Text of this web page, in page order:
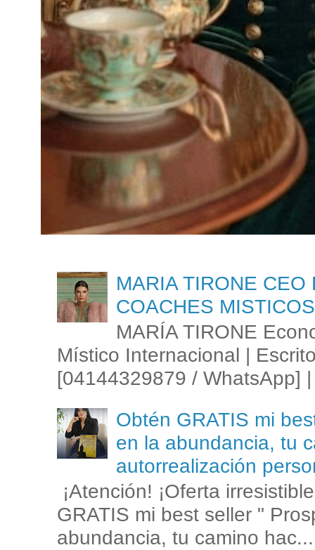
MARIA TIRONE
COACHES
MARÍA TIRONE
Místico Internacional |
[04144329879 / WhatsApp]
Obtén GRATIS mi
en la abundancia, tu
autorrealización
¡Atención! ¡Oferta
GRATIS mi best seller "
abundancia, tu camino hac...